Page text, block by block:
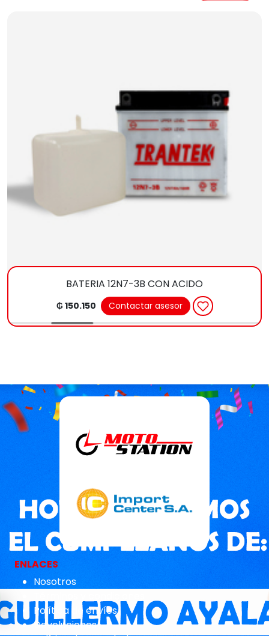
BATERIA 12N7-3B CON ACIDO
₲ 150.150 Contactar asesor
ENLACES
Nosotros
Política de envíos
Devoluciones